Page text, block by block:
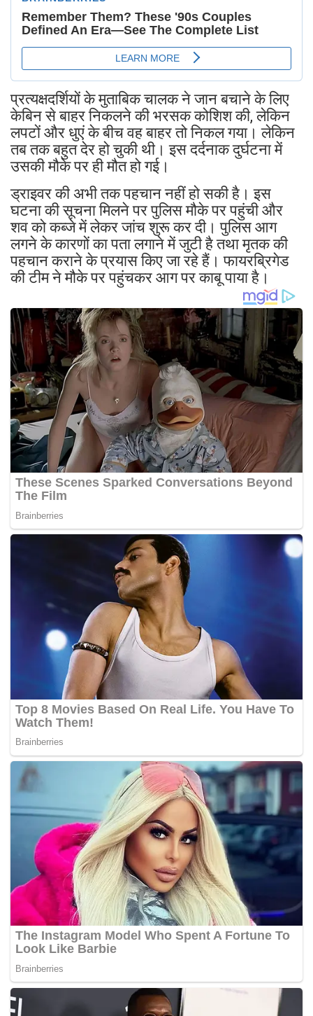
प्रत्यक्षदर्शियों के मुताबिक चालक ने जान बचाने के लिए
केबिन से बाहर निकलने की भरसक कोशिश की, लेकिन
लपटों और धुएं के बीच वह बाहर तो निकल गया। लेकिन
तब तक बहुत देर हो चुकी थी। इस दर्दनाक दुर्घटना में
उसकी मौके पर ही मौत हो गई।
ड्राइवर की अभी तक पहचान नहीं हो सकी है। इस
घटना की सूचना मिलने पर पुलिस मौके पर पहुंची और
शव को कब्जे में लेकर जांच शुरू कर दी। पुलिस आग
लगने के कारणों का पता लगाने में जुटी है तथा मृतक की
पहचान कराने के प्रयास किए जा रहे हैं। फायरब्रिगेड
की टीम ने मौके पर पहुंचकर आग पर काबू पाया है।